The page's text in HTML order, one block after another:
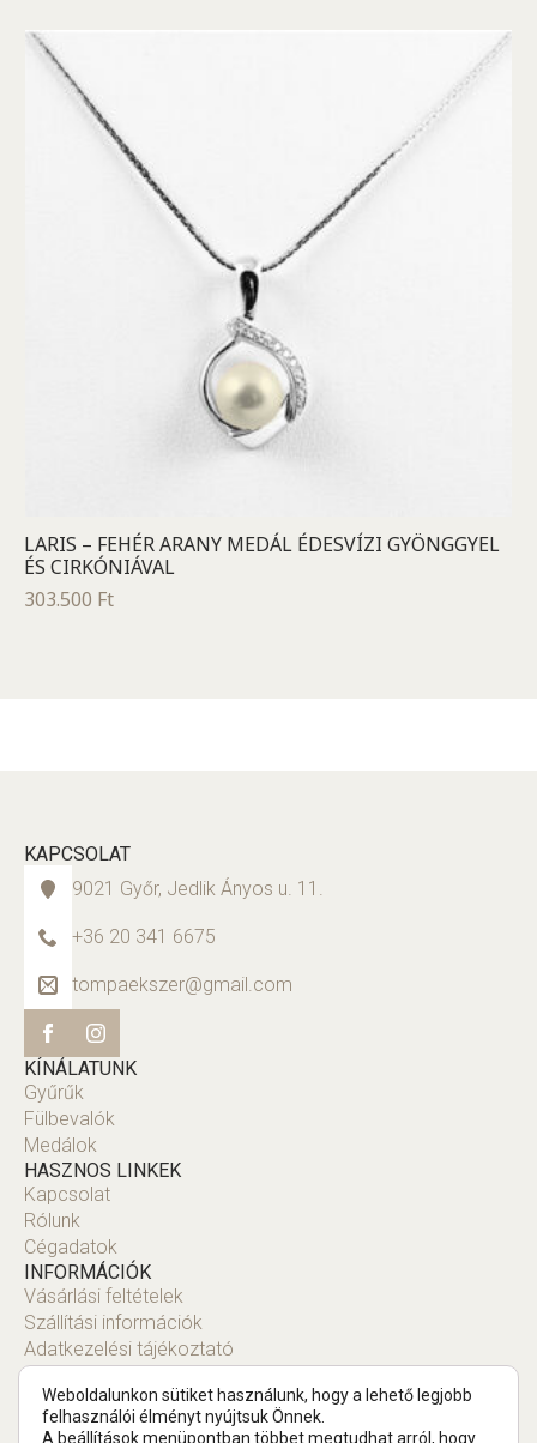
LARIS – FEHÉR ARANY MEDÁL ÉDESVÍZI GYÖNGGYEL
ÉS CIRKÓNIÁVAL
303.500 Ft
KAPCSOLAT
9021 Győr, Jedlik Ányos u. 11.
+36 20 341 6675
tompaekszer@gmail.com
KÍNÁLATUNK
Gyűrűk
Fülbevalók
Medálok
HASZNOS LINKEK
Kapcsolat
Rólunk
Cégadatok
INFORMÁCIÓK
Vásárlási feltételek
Szállítási információk
Adatkezelési tájékoztató
Weboldalunkon sütiket használunk, hogy a lehető legjobb
felhasználói élményt nyújtsuk Önnek.
A beállításokmenüpontban többet megtudhat arról, hogy